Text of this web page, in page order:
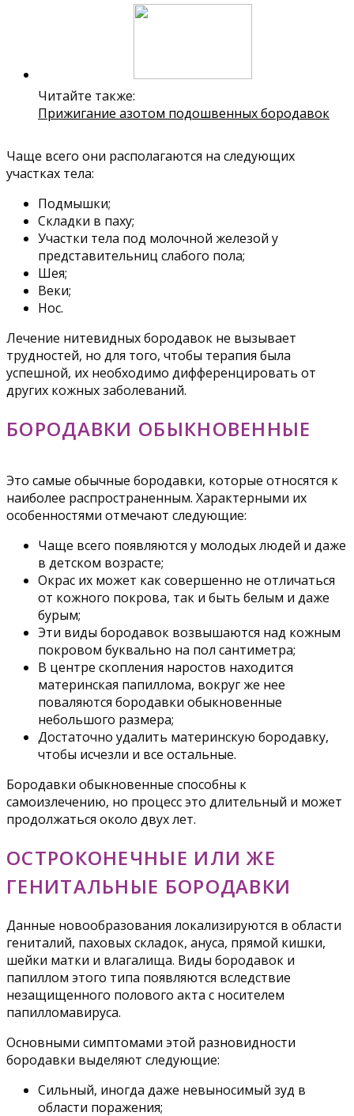
Читайте также:
Прижигание азотом подошвенных бородавок
Чаще всего они располагаются на следующих
участках тела:
Подмышки;
Складки в паху;
Участки тела под молочной железой у
представительниц слабого пола;
Шея;
Веки;
Нос.
Лечение нитевидных бородавок не вызывает
трудностей, но для того, чтобы терапия была
успешной, их необходимо дифференцировать от
других кожных заболеваний.
БОРОДАВКИ ОБЫКНОВЕННЫЕ
Это самые обычные бородавки, которые относятся к
наиболее распространенным. Характерными их
особенностями отмечают следующие:
Чаще всего появляются у молодых людей и даже
в детском возрасте;
Окрас их может как совершенно не отличаться
от кожного покрова, так и быть белым и даже
бурым;
Эти виды бородавок возвышаются над кожным
покровом буквально на пол сантиметра;
В центре скопления наростов находится
материнская папиллома, вокруг же нее
поваляются бородавки обыкновенные
небольшого размера;
Достаточно удалить материнскую бородавку,
чтобы исчезли и все остальные.
Бородавки обыкновенные способны к
самоизлечению, но процесс это длительный и может
продолжаться около двух лет.
ОСТРОКОНЕЧНЫЕ ИЛИ ЖЕ
ГЕНИТАЛЬНЫЕ БОРОДАВКИ
Данные новообразования локализируются в области
гениталий, паховых складок, ануса, прямой кишки,
шейки матки и влагалища. Виды бородавок и
папиллом этого типа появляются вследствие
незащищенного полового акта с носителем
папилломавируса.
Основными симптомами этой разновидности
бородавки выделяют следующие:
Сильный, иногда даже невыносимый зуд в
области поражения;